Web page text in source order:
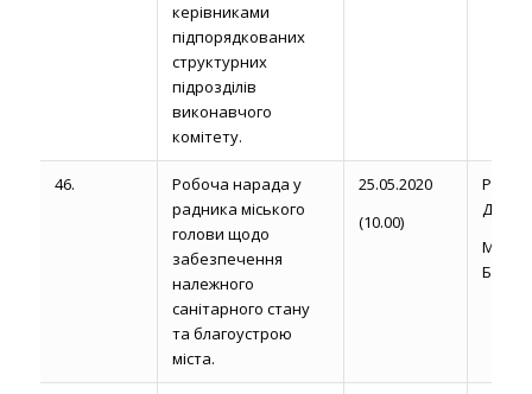
керівниками
підпорядкованих
структурних
підрозділів
виконавчого
комітету.
46.
Робоча нарада у
радника міського
голови щодо
забезпечення
належного
санітарного стану
та благоустрою
міста.
25.05.2020
(10.00)
Д.
Б.П.